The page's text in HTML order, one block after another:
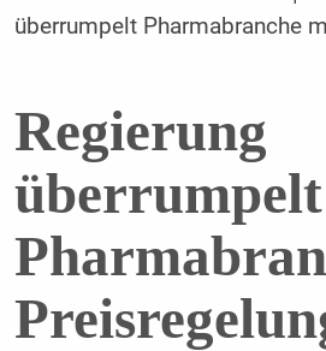
überrumpelt Pharmabranche
Regierung
überrumpelt